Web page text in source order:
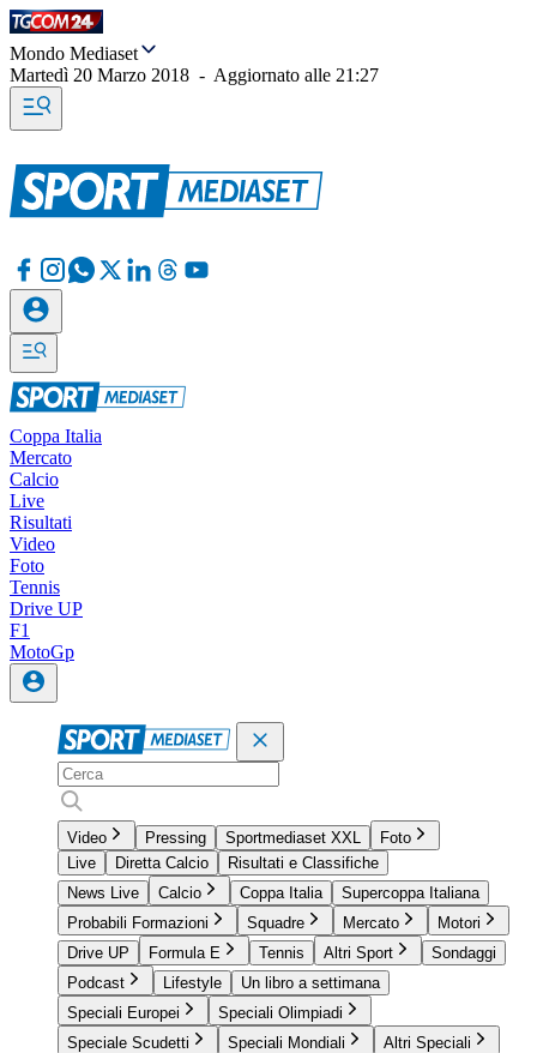
Mondo Mediaset
Martedì 20 Marzo 2018 - Aggiornato alle 21:27
Coppa Italia
Mercato
Calcio
Live
Risultati
Video
Foto
Tennis
Drive UP
F1
MotoGp
Video Pressing Sportmediaset XXL
Foto
Live
Diretta Calcio
Risultati e Classifiche
News Live
Calcio Coppa Italia
Supercoppa Italiana
Probabili Formazioni
Squadre Mercato
Motori
Drive UP
Formula E Tennis Altri Sport
Sondaggi
Podcast
Lifestyle
Un libro a settimana
Speciali Europei
Speciali Olimpiadi
Speciale Scudetti
Speciali Mondiali Altri Speciali